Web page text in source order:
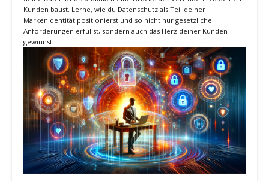
Kapitel 6: Die Brücke der Transparenz –
Baue Vertrauen mit deinen Kunden
In einer Ära, in der Vertrauen härter zu verdienen und leichter zu
verlieren ist als je zuvor, ist Transparenz deine stärkste Waffe.
Dieses Kapitel zeigt dir, wie du durch offene Kommunikation über
deine Datenschutzpraktiken eine Brücke des Vertrauens zu deinen
Kunden baust. Lerne, wie du Datenschutz als Teil deiner
Markenidentität positionierst und so nicht nur gesetzliche
Anforderungen erfüllst, sondern auch das Herz deiner Kunden
gewinnst.